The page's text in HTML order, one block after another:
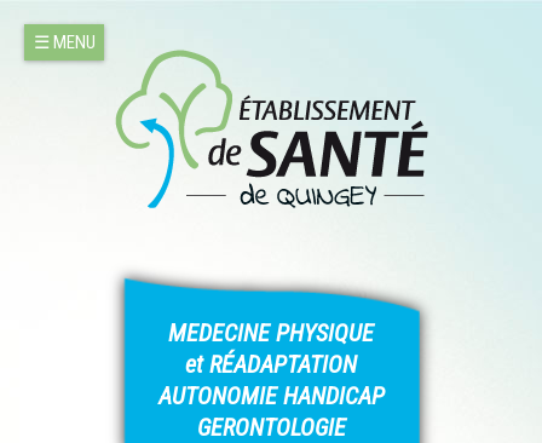
MEDECINE PHYSIQUE
et RÉADAPTATION
AUTONOMIE HANDICAP
GERONTOLOGIE
☰ MENU